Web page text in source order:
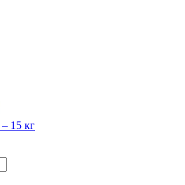
15 кг